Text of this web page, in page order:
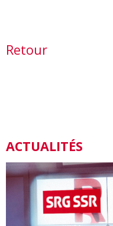
Retour
ACTUALITÉS